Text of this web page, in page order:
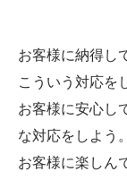
お客様に納得し
こういう対応を
お客様に安心し
な対応をしよう。
お客様に楽しん